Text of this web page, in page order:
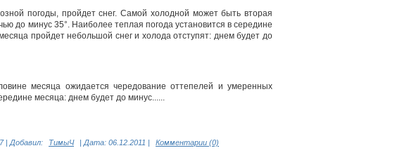
погоды, пройдет снег. Самой холодной может быть вторая
до минус 35°. Наиболее теплая погода установится в середине
пройдет небольшой снег и холода отступят: днем будет до
месяца ожидается чередование оттепелей и умеренных
месяца: днем будет до минус......
| Добавил: ТимыЧ | Дата: 06.12.2011 | Комментарии (0)